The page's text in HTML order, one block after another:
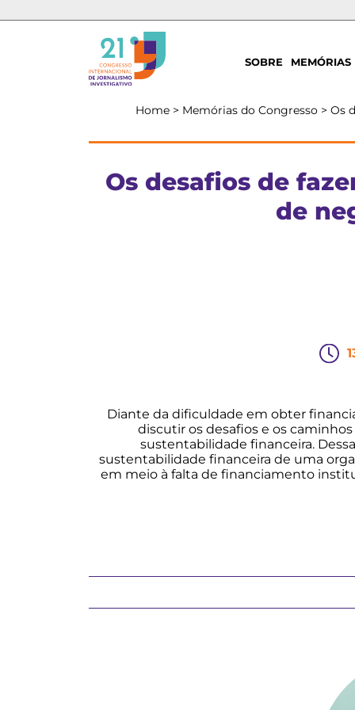
SOBRE MEMÓRIAS
Home > Memórias do Congresso > Os
Os desafios de
de
Diante da dificuldade em obter
discutir os desafios e os
sustentabilidade financeira.
sustentabilidade financeira de uma
em meio à falta de financiamento